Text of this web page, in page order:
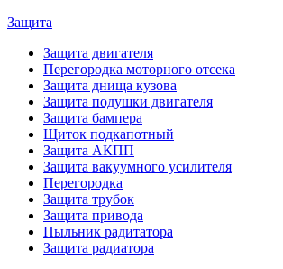
Защита
Защита двигателя
Перегородка моторного отсека
Защита днища кузова
Защита подушки двигателя
Защита бампера
Щиток подкапотный
Защита АКПП
Защита вакуумного усилителя
Перегородка
Защита трубок
Защита привода
Пыльник радитатора
Защита радиатора